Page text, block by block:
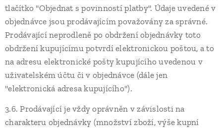
tlačítko "Objednat s povinností platby". Údaje uvedené v
objednávce jsou prodávajícím považovány za správné.
Prodávající neprodleně po obdržení objednávky toto
obdržení kupujícímu potvrdí elektronickou poštou, a to
na adresu elektronické pošty kupujícího uvedenou v
uživatelském účtu či v objednávce (dále jen
"elektronická adresa kupujícího").
3.6. Prodávající je vždy oprávněn v závislosti na
charakteru objednávky (množství zboží, výše kupní